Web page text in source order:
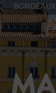
BORDEAUX